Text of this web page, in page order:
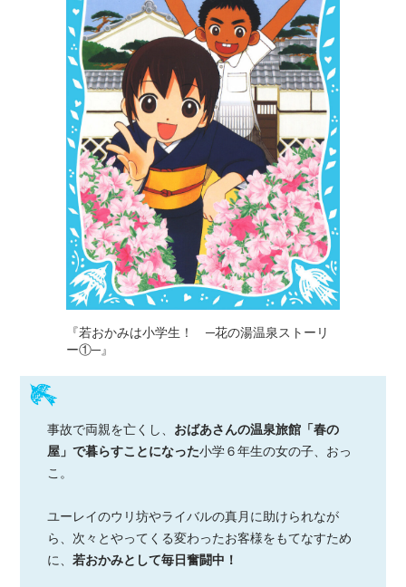
『若おかみは小学生！ ─花の湯温泉ストーリ
ー①─』
事故で両親を亡くし、 おばあさんの温泉旅館「春の
屋」で暮らすことになった小学６年生の女の子、おっ
こ。
ユーレイのウリ坊やライバルの真月に助けられなが
ら、次々とやってくる変わったお客様をもてなすため
に、若おかみとして毎日奮闘中！